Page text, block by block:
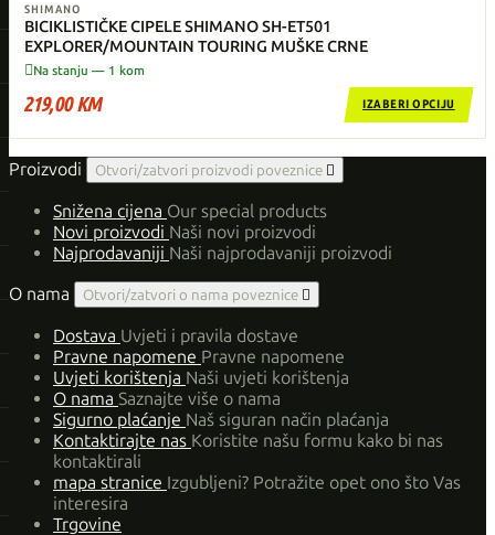
SHIMANO
BICIKLISTIČKE CIPELE SHIMANO SH-ET501
EXPLORER/MOUNTAIN TOURING MUŠKE CRNE
Na stanju — 1 kom
219,00 KM IZABERI OPCIJU
Proizvodi Otvori/zatvori proizvodi poveznice 
Snižena cijena Our special products
Novi proizvodi Naši novi proizvodi
Najprodavaniji Naši najprodavaniji proizvodi
O nama
Otvori/zatvori o nama poveznice 
Dostava Uvjeti i pravila dostave
Pravne napomene Pravne napomene
Uvjeti korištenja Naši uvjeti korištenja
O nama Saznajte više o nama
Sigurno plaćanje Naš siguran način plaćanja
Kontaktirajte nas Koristite našu formu kako bi nas
kontaktirali
mapa stranice Izgubljeni? Potražite opet ono što Vas
interesira
Trgovine